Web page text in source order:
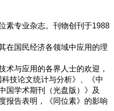
素专业杂志。刊物创刊于1988
在国民经济各领域中应用的理
与应用的各界人士的欢迎，
技论文统计与分析》、《中
国学术期刊（光盘版）》及
报告表明，《同位素》的影响